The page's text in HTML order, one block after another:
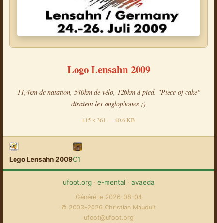
Logo Lensahn 2009
11,4km de natation, 540km de vélo, 126km à pied. "Piece of cake"
diraient les anglophones ;)
415 × 361 — 40.6 KB
Logo Lensahn 2009C1
ufoot.org· e-mental· avaeda
Généré le 2026-08-04
© 2003-2026 Christian Mauduit
ufoot@ufoot.org